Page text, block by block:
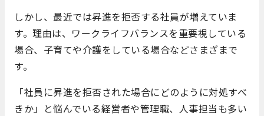
しかし、最近では昇進を拒否する社員が増えていま
す。理由は、ワークライフバランスを重要視している
場合、子育てや介護をしている場合などさまざまで
す。
「社員に昇進を拒否された場合にどのように対処すべ
きか」と悩んでいる経営者や管理職、人事担当も多い